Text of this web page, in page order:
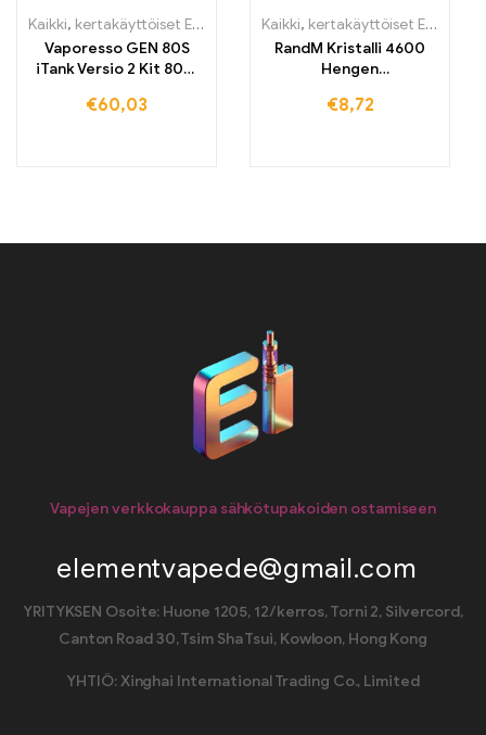
Kaikki, kertakäyttöiset E-savut kertakäyttöiset E-savut Suomi
Vaporesso GEN 80S
iTank Versio 2 Kit 80W
€60,03
Kaikki, kertakäyttöiset E-savut
RandM Kristalli 4600
Hengen
Sähkötupakka 4600
€8,72
Vapejen verkkokauppa sähkötupakoiden ostamiseen
elementvapede@gmail.com
YRITYKSEN Osoite: Huone 1205, 12/kerros, Torni 2, Silvercord,
Canton Road 30, Tsim Sha Tsui, Kowloon, Hong Kong
YHTIÖ: Xinghai International Trading Co., Limited